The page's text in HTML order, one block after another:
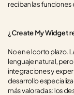
reciban las funciones
¿Create My Widget
No en el corto plazo.
lenguaje natural,
integraciones y
desarrollo
más valoradas: los